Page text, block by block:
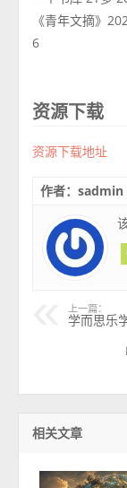
《青年文摘》
6
资源下载
资源下载地址
作者：sadmin
上一篇：
学而思乐
相关文章